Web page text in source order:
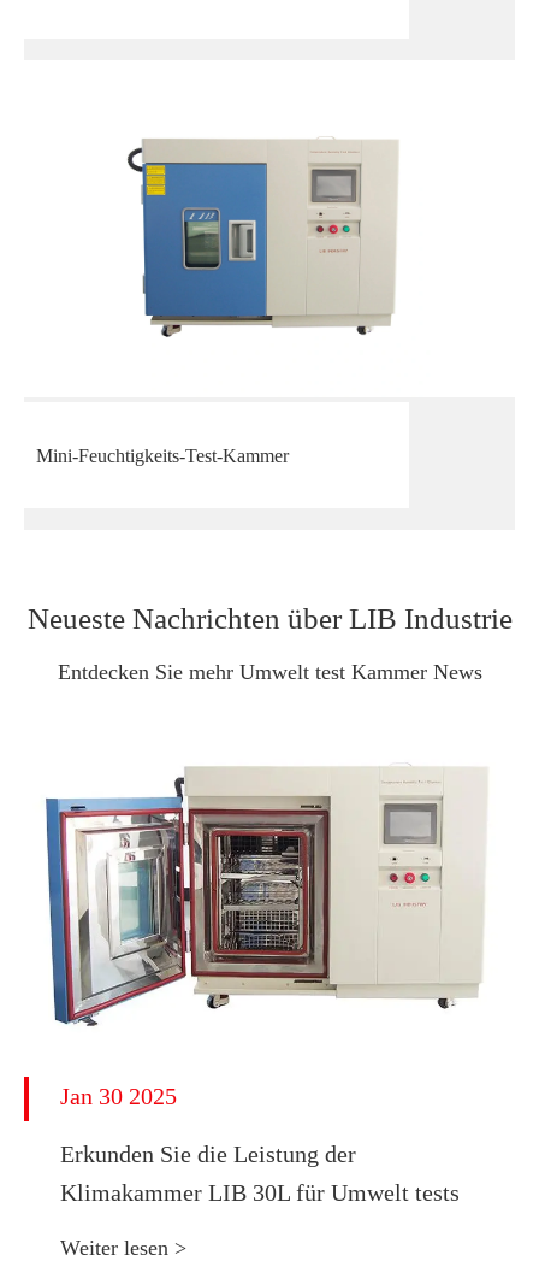
Mini-Feuchtigkeits-Test-Kammer
Neueste Nachrichten über LIB Industrie
Entdecken Sie mehr Umwelt test Kammer News
Jan 30 2025
Erkunden Sie die Leistung der
Klimakammer LIB 30L für Umwelt tests
Weiter lesen >